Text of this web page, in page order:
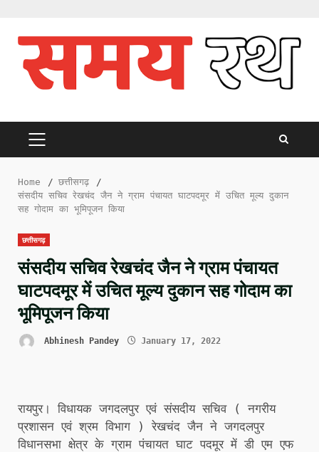
content
PRIMARY
Home
छत्तीसगढ़
संसदीय सचिव रेखचंद जैन ने ग्राम पंचायत घाटपदमूर में उचित मूल्य दुकान
सह गोदाम का भूमिपूजन किया
छत्तीसगढ़
संसदीय सचिव रेखचंद जैन ने ग्राम पंचायत
घाटपदमूर में उचित मूल्य दुकान सह गोदाम का
भूमिपूजन किया
Abhinesh Pandey January 17, 2022
रायपुर। विधायक जगदलपुर एवं संसदीय सचिव ( नगरीय
प्रशासन एवं श्रम विभाग ) रेखचंद जैन ने जगदलपुर
विधानसभा क्षेत्र के ग्राम पंचायत घाट पदमूर में डी एम एफ